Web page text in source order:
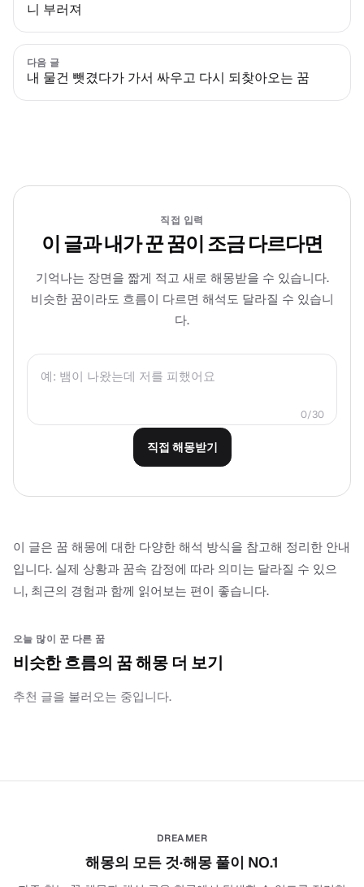
니 부러져
다음 글
내 물건 뺏겼다가 가서 싸우고 다시 되찾아오는 꿈
직접 입력
이 글과 내가 꾼 꿈이 조금 다르다면
기억나는 장면을 짧게 적고 새로 해몽받을 수 있습니다.
비슷한 꿈이라도 흐름이 다르면 해석도 달라질 수 있습니
다.
0/30
직접 해몽받기
이 글은 꿈 해몽에 대한 다양한 해석 방식을 참고해 정리한 안내
입니다. 실제 상황과 꿈속 감정에 따라 의미는 달라질 수 있으
니, 최근의 경험과 함께 읽어보는 편이 좋습니다.
오늘 많이 꾼 다른 꿈
비슷한 흐름의 꿈 해몽 더 보기
추천 글을 불러오는 중입니다.
DREAMER
해몽의 모든 것·해몽 풀이 NO.1